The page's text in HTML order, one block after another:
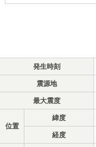
発生時刻
震源地
最大震度
位置
緯度
経度